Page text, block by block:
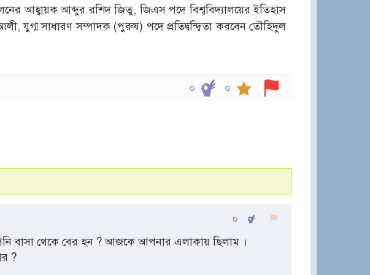
আহ্বায়ক আব্দুর রশিদ জিতু, জিএস পদে বিশ্ববিদ্যালয়ের ইতিহাস
যুগ্ম সাধারণ সম্পাদক (পুরুষ) পদে প্রতিদ্বন্দ্বিতা করবেন তৌহিদুল
০
০
০
বাসা থেকে বের হন ? আজকে আপনার এলাকায় ছিলাম ।
?